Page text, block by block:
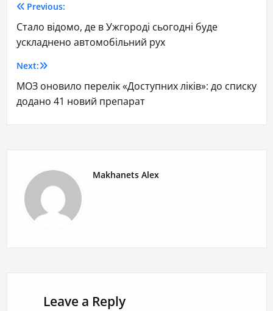
Previous:
Стало відомо, де в Ужгороді сьогодні буде
ускладнено автомобільний рух
Next:
МОЗ оновило перелік «Доступних ліків»: до списку
додано 41 новий препарат
Makhanets Alex
Leave a Reply